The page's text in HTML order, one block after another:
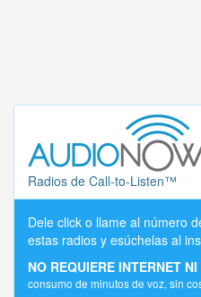
Radios de Call-to-Listen™
Dele click o llame al número
estas radios y esúchelas al
NO REQUIERE INTERNET
consumo de minutos de voz, sin